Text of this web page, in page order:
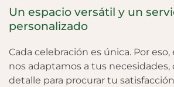
Un espacio versátil y un
personalizado
Cada celebración es única. Por
nos adaptamos a tus necesidades,
detalle para procurar tu